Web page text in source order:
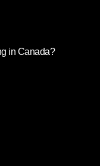
in Canada?